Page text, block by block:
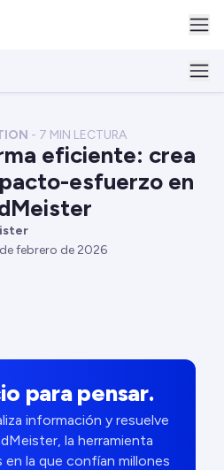
- 7 MIN LECTURA
eficiente: crea
esfuerzo en
febrero de 2026
para pensar.
información y resuelve
la herramienta
en la que confían millones